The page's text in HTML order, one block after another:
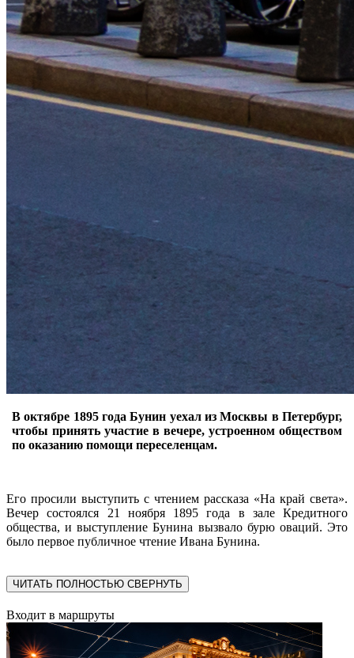
В октябре 1895 года Бунин уехал из Москвы в Петербург,
чтобы принять участие в вечере, устроенном обществом
по оказанию помощи переселенцам.
Его просили выступить с чтением рассказа «На край света».
Вечер состоялся 21 ноября 1895 года в зале Кредитного
общества, и выступление Бунина вызвало бурю оваций. Это
было первое публичное чтение Ивана Бунина.
ЧИТАТЬ ПОЛНОСТЬЮ СВЕРНУТЬ
Входит в маршруты